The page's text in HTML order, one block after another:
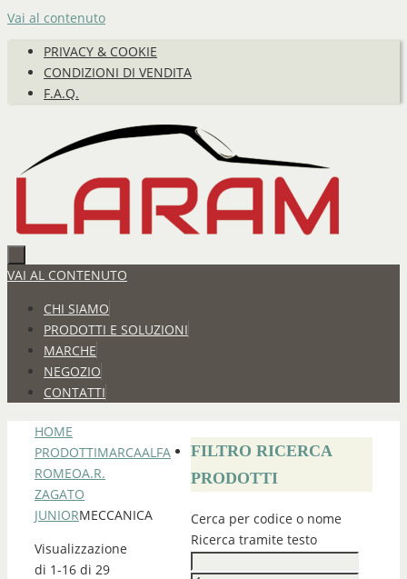
Vai al contenuto
PRIVACY & COOKIE
CONDIZIONI DI VENDITA
F.A.Q.
VAI AL CONTENUTO
CHI SIAMO
PRODOTTI E SOLUZIONI
MARCHE
NEGOZIO
CONTATTI
HOME
PRODOTTIMARCAALFA
ROMEOA.R.
ZAGATO
JUNIORMECCANICA
Visualizzazione
di 1-16 di 29
FILTRO RICERCA
PRODOTTI
Cerca per codice o nome
Ricerca tramite testo